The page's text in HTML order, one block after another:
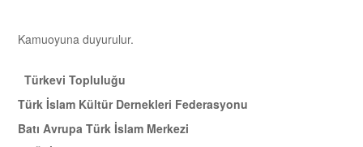
Kamuoyuna duyurulur.
Türkevi Topluluğu
Türk İslam Kültür Dernekleri Federasyonu
Batı Avrupa Türk İslam Merkezi